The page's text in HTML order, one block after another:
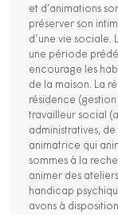
et d’animations
préserver son
d’une vie sociale.
une période
encourage les
de la maison. La
résidence
travailleur social
administratives,
animatrice qui
sommes à la
animer des
handicap
avons à